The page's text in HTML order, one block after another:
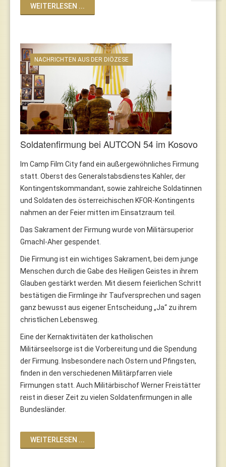
WEITERLESEN ...
NACHRICHTEN AUS DER DIÖZESE
Soldatenfirmung bei AUTCON 54 im Kosovo
Im Camp Film City fand ein außergewöhnliches Firmung
statt. Oberst des Generalstabsdienstes Kahler, der
Kontingentskommandant, sowie zahlreiche Soldatinnen
und Soldaten des österreichischen KFOR-Kontingents
nahmen an der Feier mitten im Einsatzraum teil.
Das Sakrament der Firmung wurde von Militärsuperior
Gmachl-Aher gespendet.
Die Firmung ist ein wichtiges Sakrament, bei dem junge
Menschen durch die Gabe des Heiligen Geistes in ihrem
Glauben gestärkt werden. Mit diesem feierlichen Schritt
bestätigen die Firmlinge ihr Taufversprechen und sagen
ganz bewusst aus eigener Entscheidung „Ja“ zu ihrem
christlichen Lebensweg.
Eine der Kernaktivitäten der katholischen
Militärseelsorge ist die Vorbereitung und die Spendung
der Firmung. Insbesondere nach Ostern und Pfingsten,
finden in den verschiedenen Militärpfarren viele
Firmungen statt. Auch Militärbischof Werner Freistätter
reist in dieser Zeit zu vielen Soldatenfirmungen in alle
Bundesländer.
WEITERLESEN ...